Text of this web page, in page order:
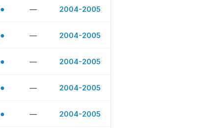
● — 2004-2005
● — 2004-2005
● — 2004-2005
● — 2004-2005
● — 2004-2005